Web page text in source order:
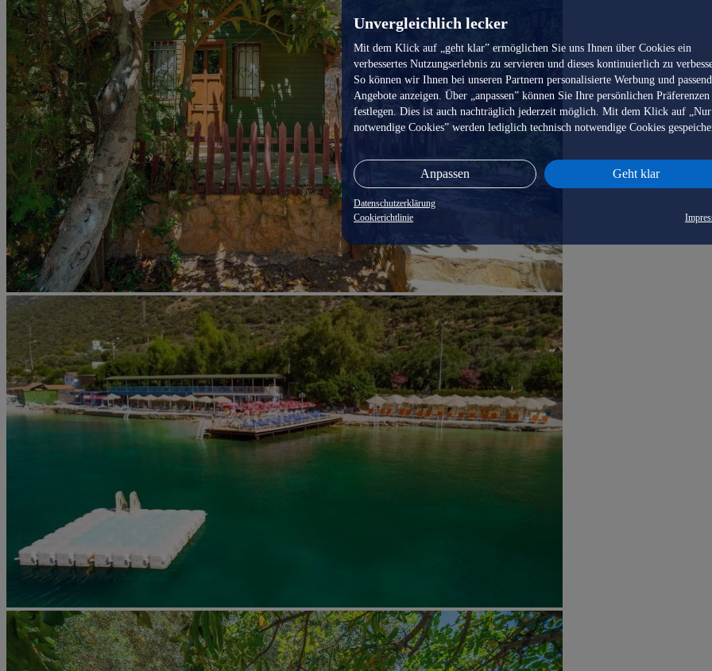
Unvergleichlich lecker
Mit dem Klick auf „geht klar” ermöglichen Sie uns Ihnen über Cookies ein
verbessertes Nutzungserlebnis zu servieren und dieses kontinuierlich zu
So können wir Ihnen bei unseren Partnern personalisierte Werbung und
Angebote anzeigen. Über „anpassen” können Sie Ihre persönlichen Präferenzen
festlegen. Dies ist auch nachträglich jederzeit möglich. Mit dem Klick auf „Nur
notwendige Cookies” werden lediglich technisch notwendige Cookies
Anpassen Geht klar
Datenschutzerklärung
Cookierichtlinie